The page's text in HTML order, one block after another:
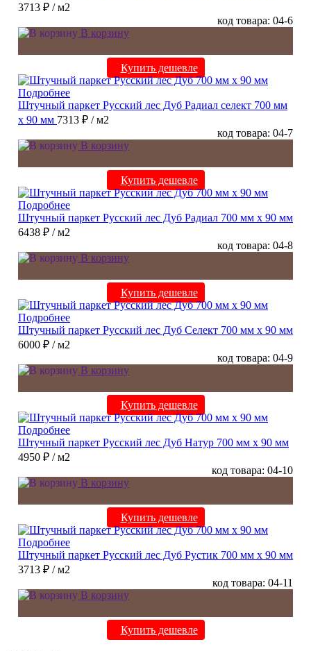
3713 ₽ / м2
код товара: 04-6
В корзину
Купить дешевле
Подробнее
Штучный паркет Русский лес Дуб Радиал cелект 700 мм
х 90 мм 7313 ₽ / м2
код товара: 04-7
В корзину
Купить дешевле
Подробнее
Штучный паркет Русский лес Дуб Радиал 700 мм х 90 мм
6438 ₽ / м2
код товара: 04-8
В корзину
Купить дешевле
Подробнее
Штучный паркет Русский лес Дуб Селект 700 мм х 90 мм
6000 ₽ / м2
код товара: 04-9
В корзину
Купить дешевле
Подробнее
Штучный паркет Русский лес Дуб Натур 700 мм х 90 мм
4950 ₽ / м2
код товара: 04-10
В корзину
Купить дешевле
Подробнее
Штучный паркет Русский лес Дуб Рустик 700 мм х 90 мм
3713 ₽ / м2
код товара: 04-11
В корзину
Купить дешевле